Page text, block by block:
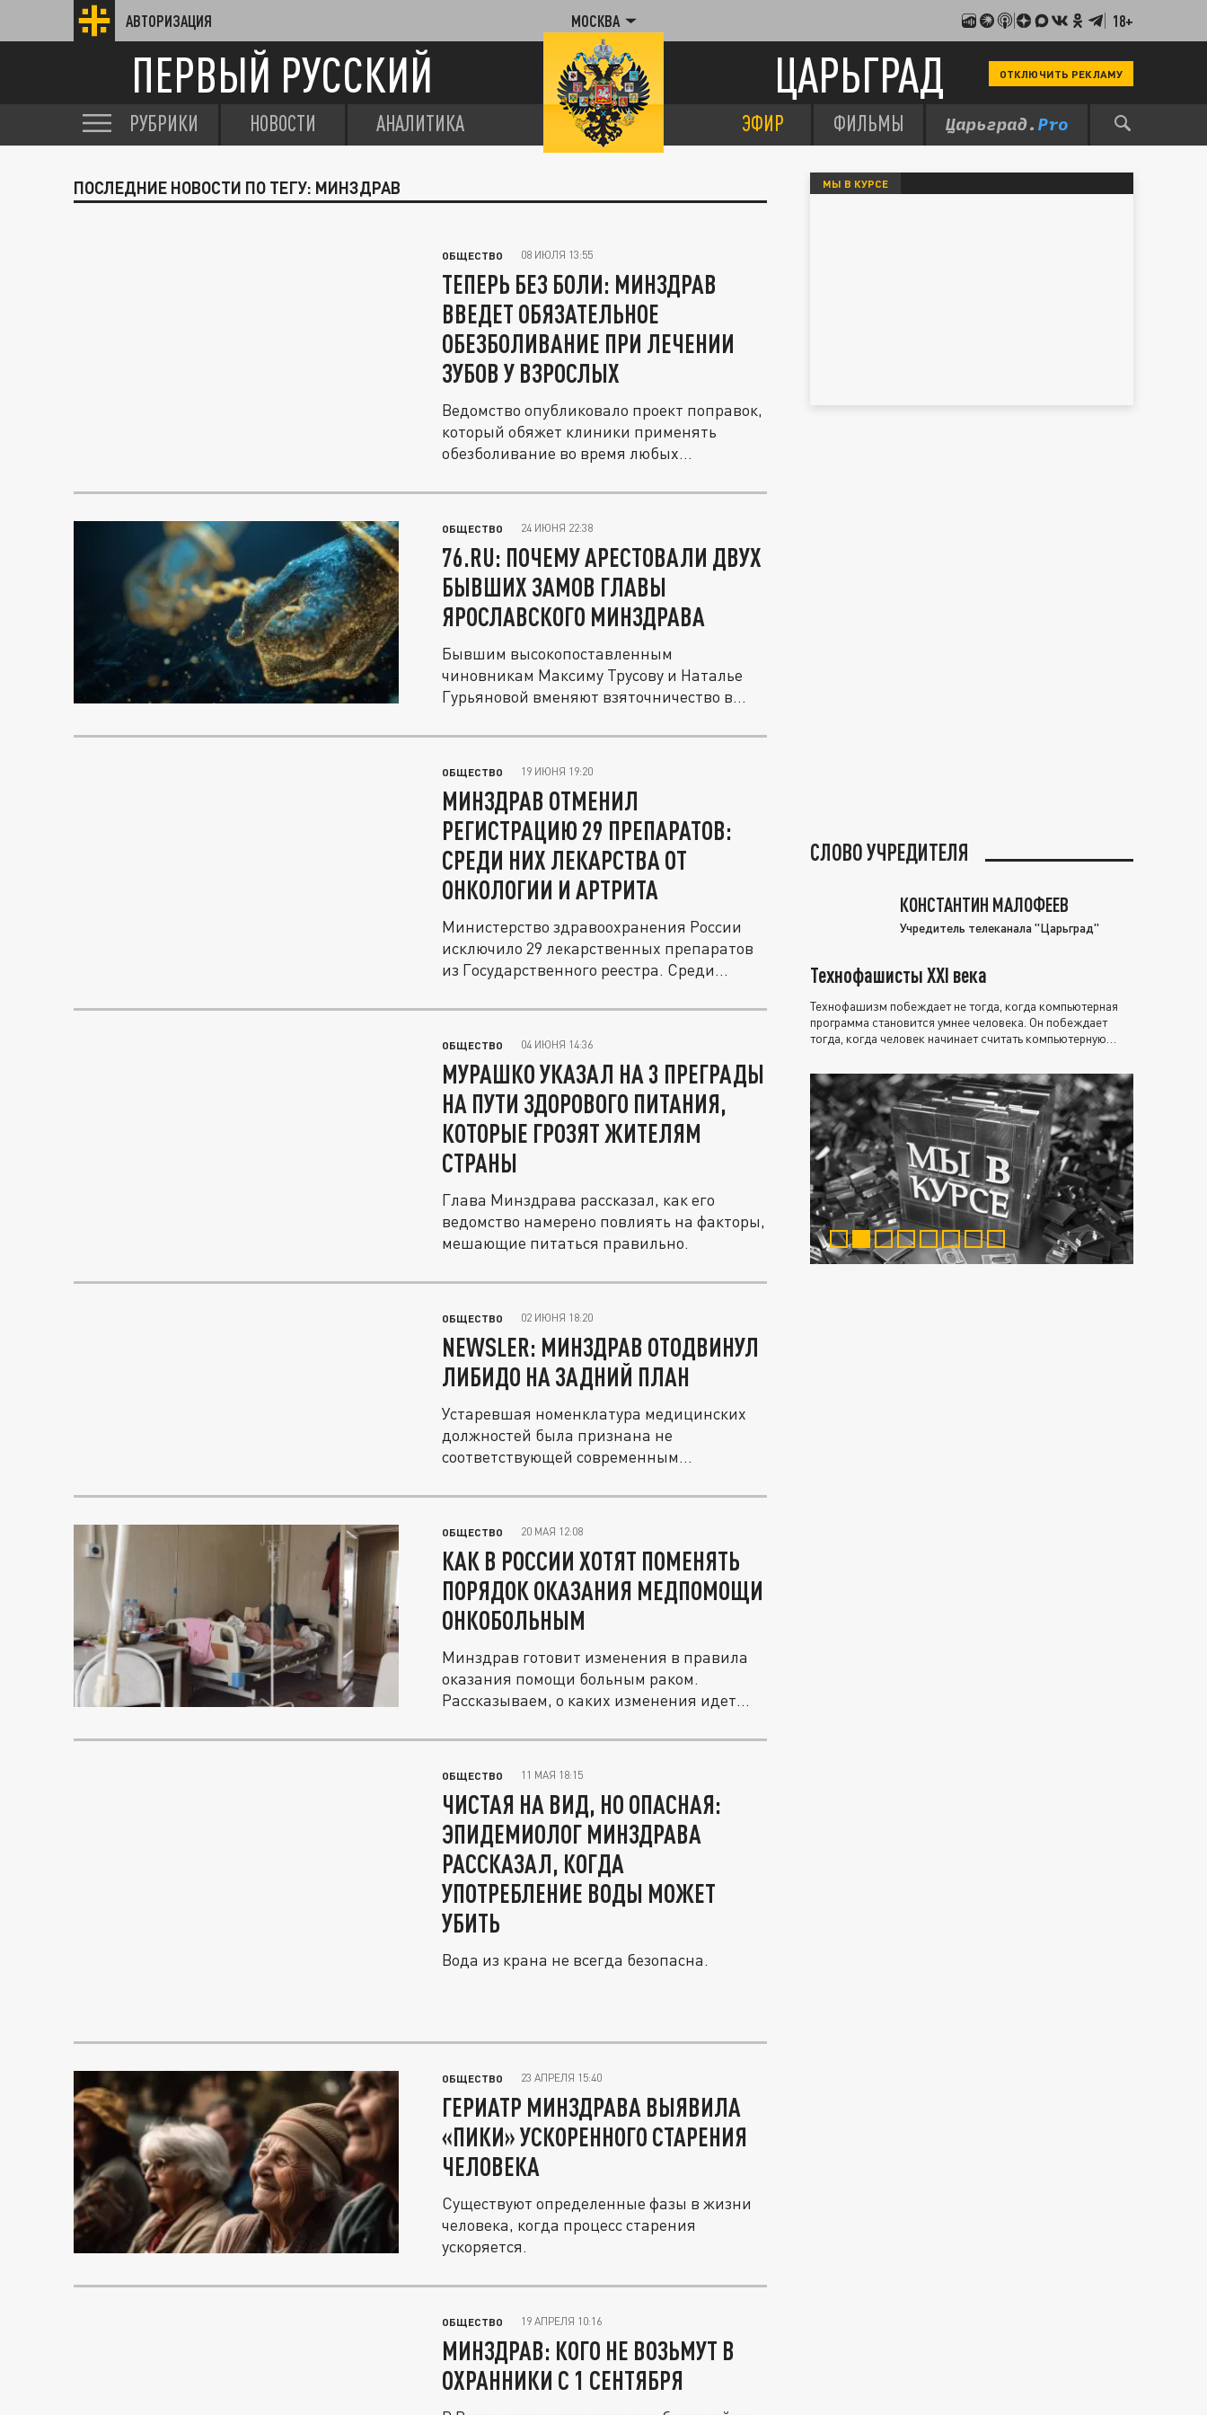
АВТОРИЗАЦИЯ МОСКВА 18+
ПЕРВЫЙ РУССКИЙ ЦАРЬГРАД ОТКЛЮЧИТЬ РЕКЛАМУ
РУБРИКИ НОВОСТИ АНАЛИТИКА ЭФИР ФИЛЬМЫ
ПОСЛЕДНИЕ НОВОСТИ ПО ТЕГУ: МИНЗДРАВ
ОБЩЕСТВО 08 ИЮЛЯ 13:55
ТЕПЕРЬ БЕЗ БОЛИ: МИНЗДРАВ
ВВЕДЕТ ОБЯЗАТЕЛЬНОЕ
ОБЕЗБОЛИВАНИЕ ПРИ ЛЕЧЕНИИ
ЗУБОВ У ВЗРОСЛЫХ
Ведомство опубликовало проект поправок,
который обяжет клиники применять
обезболивание во время любых...
ОБЩЕСТВО 24 ИЮНЯ 22:38
76.RU: ПОЧЕМУ АРЕСТОВАЛИ ДВУХ
БЫВШИХ ЗАМОВ ГЛАВЫ
ЯРОСЛАВСКОГО МИНЗДРАВА
Бывшим высокопоставленным
чиновникам Максиму Трусову и Наталье
Гурьяновой вменяют взяточничество в
ОБЩЕСТВО 19 ИЮНЯ 19:20
МИНЗДРАВ ОТМЕНИЛ
РЕГИСТРАЦИЮ 29 ПРЕПАРАТОВ:
СРЕДИ НИХ ЛЕКАРСТВА ОТ
ОНКОЛОГИИ И АРТРИТА
Министерство здравоохранения России
исключило 29 лекарственных препаратов
из Государственного реестра. Среди...
ОБЩЕСТВО 04 ИЮНЯ 14:36
МУРАШКО УКАЗАЛ НА 3 ПРЕГРАДЫ
НА ПУТИ ЗДОРОВОГО ПИТАНИЯ,
КОТОРЫЕ ГРОЗЯТ ЖИТЕЛЯМ
СТРАНЫ
Глава Минздрава рассказал, как его
ведомство намерено повлиять на факторы,
мешающие питаться правильно.
ОБЩЕСТВО 02 ИЮНЯ 18:20
NEWSLER: МИНЗДРАВ ОТОДВИНУЛ
ЛИБИДО НА ЗАДНИЙ ПЛАН
Устаревшая номенклатура медицинских
должностей была признана не
соответствующей современным
ОБЩЕСТВО 20 МАЯ 12:08
КАК В РОССИИ ХОТЯТ ПОМЕНЯТЬ
ПОРЯДОК ОКАЗАНИЯ МЕДПОМОЩИ
ОНКОБОЛЬНЫМ
Минздрав готовит изменения в правила
оказания помощи больным раком.
Рассказываем, о каких изменения идет
ОБЩЕСТВО 11 МАЯ 18:15
ЧИСТАЯ НА ВИД, НО ОПАСНАЯ:
ЭПИДЕМИОЛОГ МИНЗДРАВА
РАССКАЗАЛ, КОГДА
УПОТРЕБЛЕНИЕ ВОДЫ МОЖЕТ
УБИТЬ
Вода из крана не всегда безопасна.
ОБЩЕСТВО 23 АПРЕЛЯ 15:40
ГЕРИАТР МИНЗДРАВА ВЫЯВИЛА
«ПИКИ» УСКОРЕННОГО СТАРЕНИЯ
ЧЕЛОВЕКА
Существуют определенные фазы в жизни
человека, когда процесс старения
ускоряется.
ОБЩЕСТВО 19 АПРЕЛЯ 10:16
МИНЗДРАВ: КОГО НЕ ВОЗЬМУТ В
ОХРАННИКИ С 1 СЕНТЯБРЯ
МЫ В КУРСЕ
СЛОВО УЧРЕДИТЕЛЯ
КОНСТАНТИН МАЛОФЕЕВ
Учредитель телеканала "Царьград"
Технофашисты XXI века
Технофашизм побеждает не тогда, когда компьютерная
программа становится умнее человека. Он побеждает
тогда, когда человек начинает считать компьютерную